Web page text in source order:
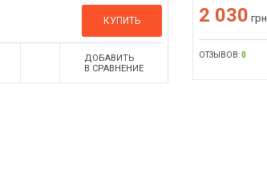
КУПИТЬ
ДОБАВИТЬ
В СРАВНЕНИЕ
2 030 грн
ОТЗЫВОВ:0